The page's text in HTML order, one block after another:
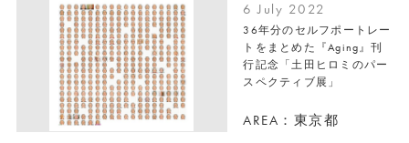
6 July 2022
36年分のセルフポートレー
トをまとめた『Aging』刊
行記念「土田ヒロミのパー
スペクティブ展」
AREA：東京都